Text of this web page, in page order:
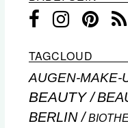
TAGCLOUD
AUGEN-MAKE-
BEAUTY
BERLIN